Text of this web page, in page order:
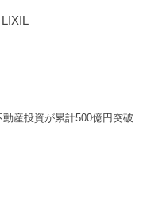
産投資が累計500億円突破